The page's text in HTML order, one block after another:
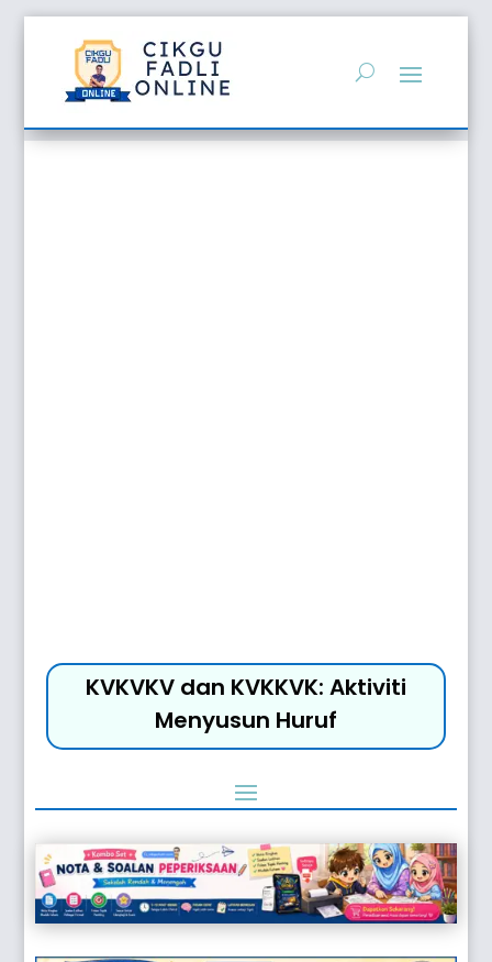
KVKVKV dan KVKKVK: Aktiviti
Menyusun Huruf